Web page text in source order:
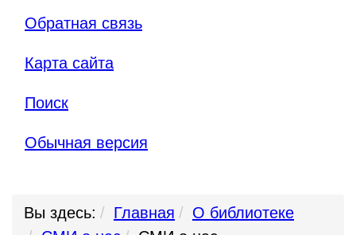
Обратная связь
Карта сайта
Поиск
Обычная версия
Вы здесь: Главная
О библиотеке